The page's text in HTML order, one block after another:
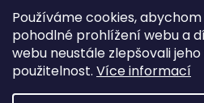
Používáme cookies,
pohodlné prohlížení webu a
webu neustále zlepšovali
použitelnost. Více informací